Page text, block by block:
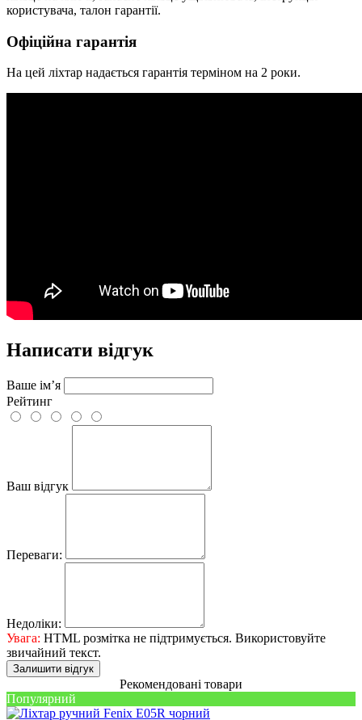
користувача, талон гарантії.
Офіційна гарантія
На цей ліхтар надається гарантія терміном на 2 роки.
Написати відгук
Ваше ім’я
Рейтинг
Ваш відгук
Переваги:
Недоліки:
Увага: HTML розмітка не підтримується. Використовуйте
звичайний текст.
Залишити відгук
Рекомендовані товари
Популярний